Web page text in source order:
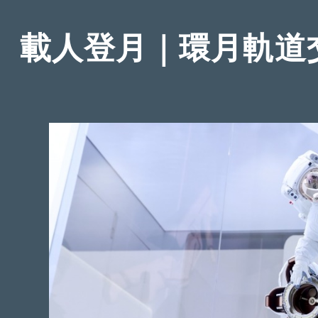
載人登月｜環月軌道